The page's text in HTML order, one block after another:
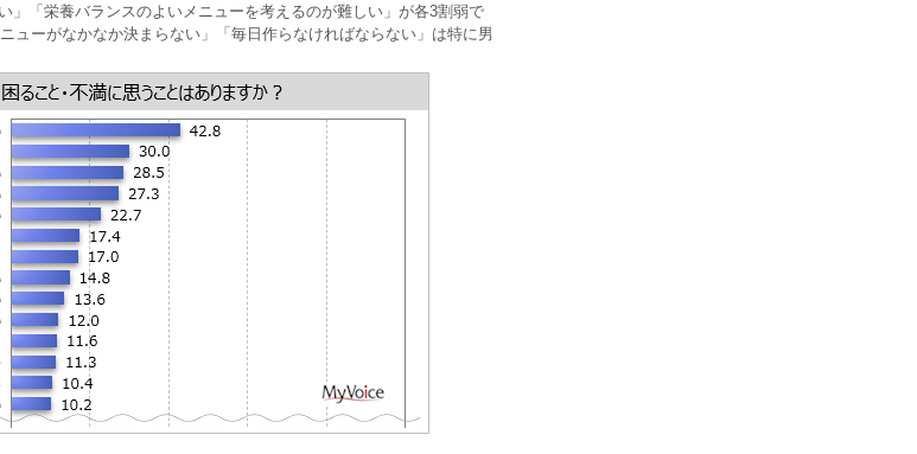
」「栄養バランスのよいメニューを考えるのが難しい」が各3割弱で
ューがなかなか決まらない」「毎日作らなければならない」は特に男